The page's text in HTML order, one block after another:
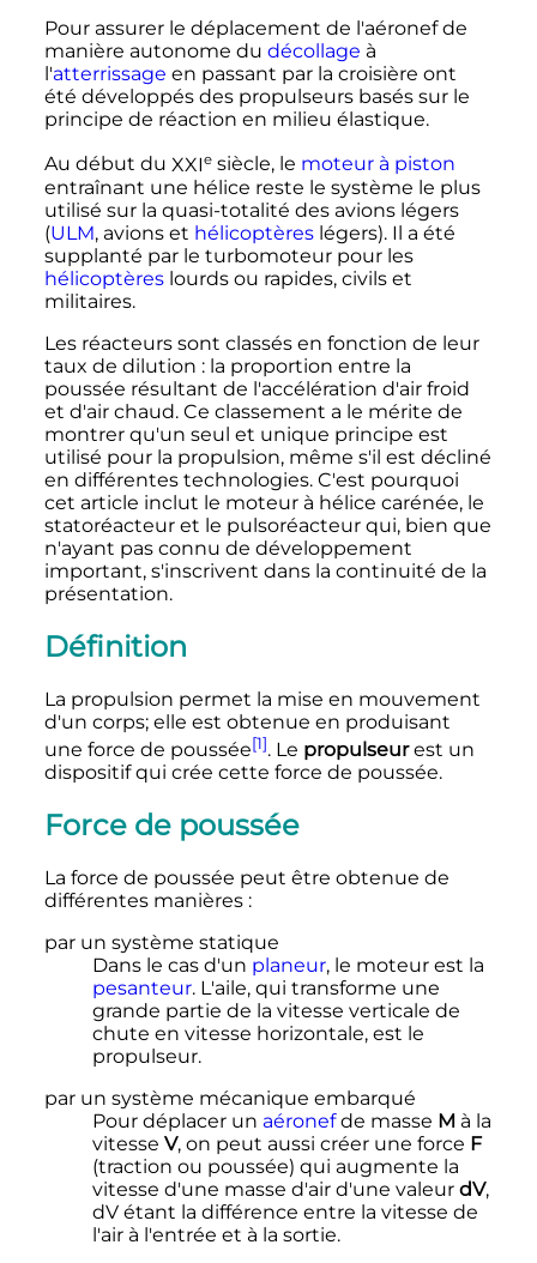
Pour assurer le déplacement de l'aéronef de
manière autonome du décollage à
l'atterrissage en passant par la croisière ont
été développés des propulseurs basés sur le
principe de réaction en milieu élastique.
Au début du XXIe siècle, le moteur à piston
entraînant une hélice reste le système le plus
utilisé sur la quasi-totalité des avions légers
(ULM, avions et hélicoptèreslégers). Il a été
supplanté par le turbomoteur pour les
hélicoptèreslourds ou rapides, civils et
militaires.
Les réacteurs sont classés en fonction de leur
taux de dilution : la proportion entre la
poussée résultant de l'accélération d'air froid
et d'air chaud. Ce classement a le mérite de
montrer qu'un seul et unique principe est
utilisé pour la propulsion, même s'il est décliné
en différentes technologies. C'est pourquoi
cet article inclut le moteur à hélice carénée, le
statoréacteur et le pulsoréacteur qui, bien que
n'ayant pas connu de développement
important, s'inscrivent dans la continuité de la
présentation.
Définition
La propulsion permet la mise en mouvement
d'un corps; elle est obtenue en produisant
une force de poussée[1]. Le propulseurest un
dispositif qui crée cette force de poussée.
Force de poussée
La force de poussée peut être obtenue de
différentes manières :
par un système statique
Dans le cas d'un planeur, le moteur est la
pesanteur. L'aile, qui transforme une
grande partie de la vitesse verticale de
chute en vitesse horizontale, est le
propulseur.
par un système mécanique embarqué
Pour déplacer un aéronefde masse Mà la
vitesse V, on peut aussi créer une force F
(traction ou poussée) qui augmente la
vitesse d'une masse d'air d'une valeur dV,
dV étant la différence entre la vitesse de
l'air à l'entrée et à la sortie.